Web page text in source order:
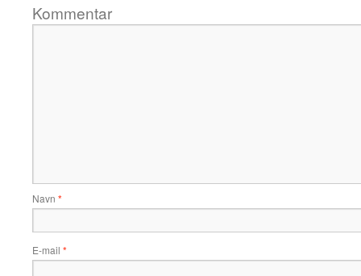
Kommentar
Navn *
E-mail *